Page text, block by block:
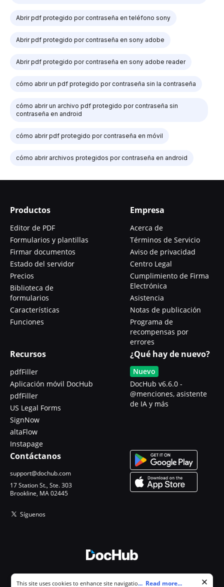
Abrir pdf protegido por contraseña en teléfono sony
Abrir pdf protegido por contraseña en sony adobe
Abrir pdf protegido por contraseña en sony adobe reader
cómo abrir un pdf protegido por contraseña sin la contraseña
cómo abrir un archivo pdf protegido por contraseña sin
contraseña en android
cómo abrir pdf protegido por contraseña en móvil
cómo abrir archivos protegidos por contraseña en android
Productos
Editor de PDF
Formularios y plantillas
Firmar documentos
Estado del servidor
Precios
Biblioteca de
formularios
Características
Funciones
Empresa
Acerca de
Términos de Servicio
Aviso de privacidad
Centro Legal
Cumplimiento de Firma
Electrónica
Asistencia
Notas de publicación
Programa de
recompensas por
errores
Recursos
pdfFiller
Aplicación móvil DocHub
pdfFiller
US Legal Forms
SignNow
altaFlow
Instapage
¿Qué hay de nuevo?
Nuevo
DocHub v6.6.0 -
@menciones, asistente
de IA y más
Contáctanos
support@dochub.com
17 Station St., Ste. 303
Brookline, MA 02445
Síguenos
Cookie consent notice
This site uses cookies to enhance site navigation and personalize
... Read more...